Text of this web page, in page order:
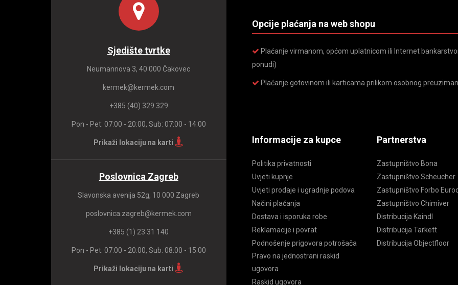
Sjedište tvrtke
Neumannova 3, 40 000 Čakovec
kermek@kermek.com
+385 (40) 329 329
Pon - Pet: 07:00 - 20:00, Sub: 07:00 - 14:00
Prikaži lokaciju na karti
Poslovnica Zagreb
Slavonska avenija 52g, 10 000 Zagreb
poslovnica.zagreb@kermek.com
+385 (1) 23 31 140
Pon - Pet: 07:00 - 20:00, Sub: 08:00 - 15:00
Prikaži lokaciju na karti
Opcije plaćanja na web shopu
Plaćanje virmanom, općom uplatnicom ili Internet
ponudi)
Plaćanje gotovinom ili karticama prilikom osobnog
Informacije za kupce
Politika privatnosti
Uvjeti kupnje
Uvjeti prodaje i ugradnje podova
Načini plaćanja
Dostava i isporuka robe
Reklamacije i povrat
Podnošenje prigovora potrošača
Pravo na jednostrani raskid
ugovora
Raskid ugovora
Partnerstva
Zastupništvo Bona
Zastupništvo Scheucher
Zastupništvo Forbo
Zastupništvo Chimiver
Distribucija Kaindl
Distribucija Tarkett
Distribucija Objectfloor